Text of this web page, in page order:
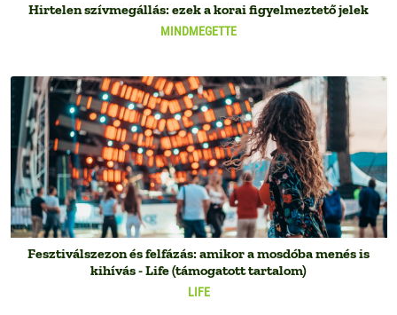
MINDMEGETTE
Hirtelen szívmegállás: ezek a korai figyelmeztető jelek
LIFE
Fesztiválszezon és felfázás: amikor a mosdóba menés is
kihívás - Life (támogatott tartalom)